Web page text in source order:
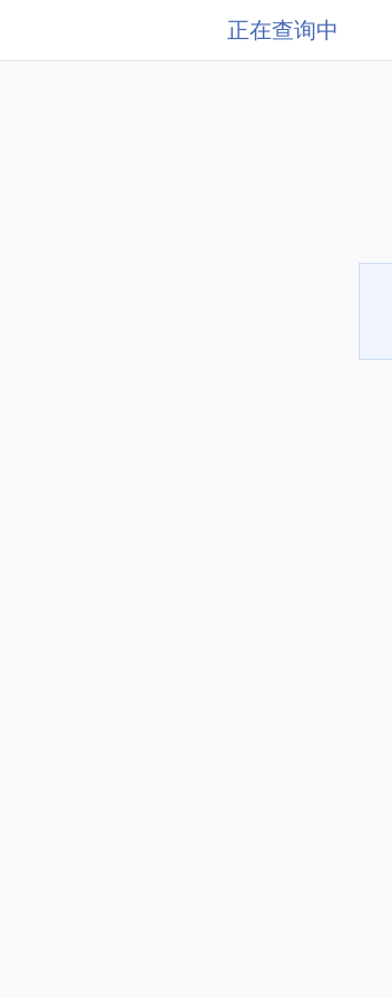
正在查询中